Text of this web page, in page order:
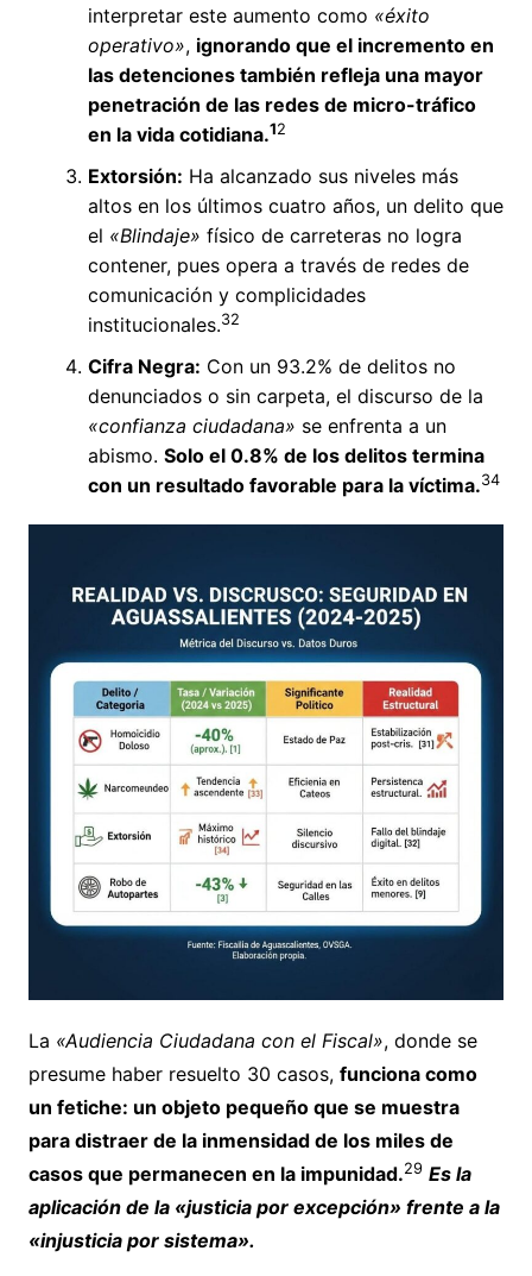
interpretar este aumento como «éxito
operativo», ignorando que el incremento en
las detenciones también refleja una mayor
penetración de las redes de micro-tráfico
en la vida cotidiana.12
Extorsión: Ha alcanzado sus niveles más
altos en los últimos cuatro años, un delito que
el «Blindaje» físico de carreteras no logra
contener, pues opera a través de redes de
comunicación y complicidades
institucionales.32
Cifra Negra: Con un 93.2% de delitos no
denunciados o sin carpeta, el discurso de la
«confianza ciudadana» se enfrenta a un
abismo. Solo el 0.8% de los delitos termina
con un resultado favorable para la víctima.34
La «Audiencia Ciudadana con el Fiscal», donde se
presume haber resuelto 30 casos, funciona como
un fetiche: un objeto pequeño que se muestra
para distraer de la inmensidad de los miles de
casos que permanecen en la impunidad.29 Es la
aplicación de la «justicia por excepción» frente a la
«injusticia por sistema».